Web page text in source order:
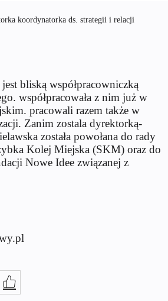
koordynatorka ds. strategii i relacji
bliską współpracowniczką
współpracowała z nim już w
pracowali razem także w
Zanim zostala dyrektorką-
została powołana do rady
Kolej Miejska (SKM) oraz do
Nowe Idee związanej z